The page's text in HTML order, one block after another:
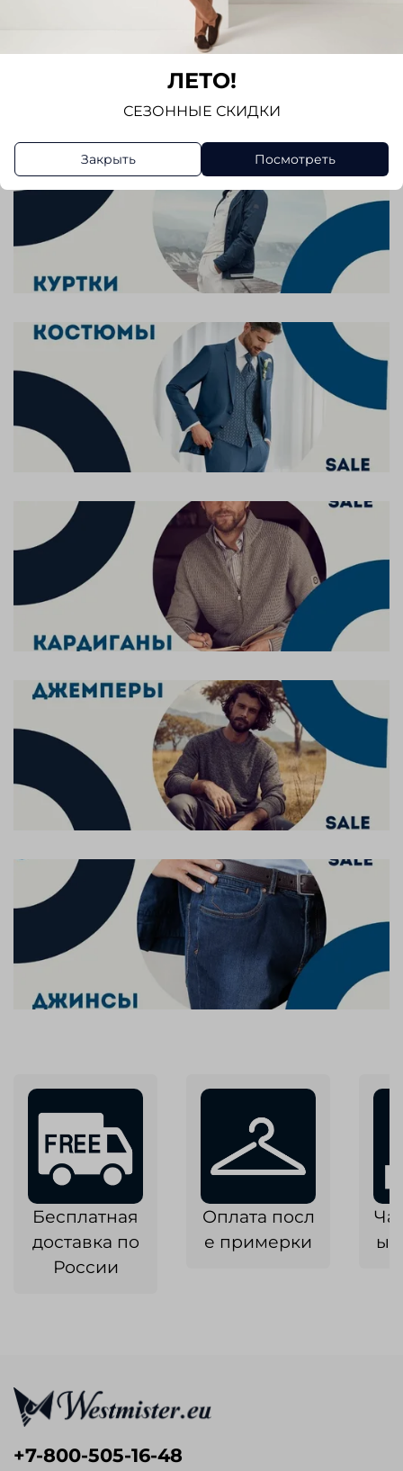
Бесплатная
доставка по
России
Оплата посл
е примерки
+7-800-505-16-48
ЛЕТО!
СЕЗОННЫЕ СКИДКИ
Закрыть Посмотреть